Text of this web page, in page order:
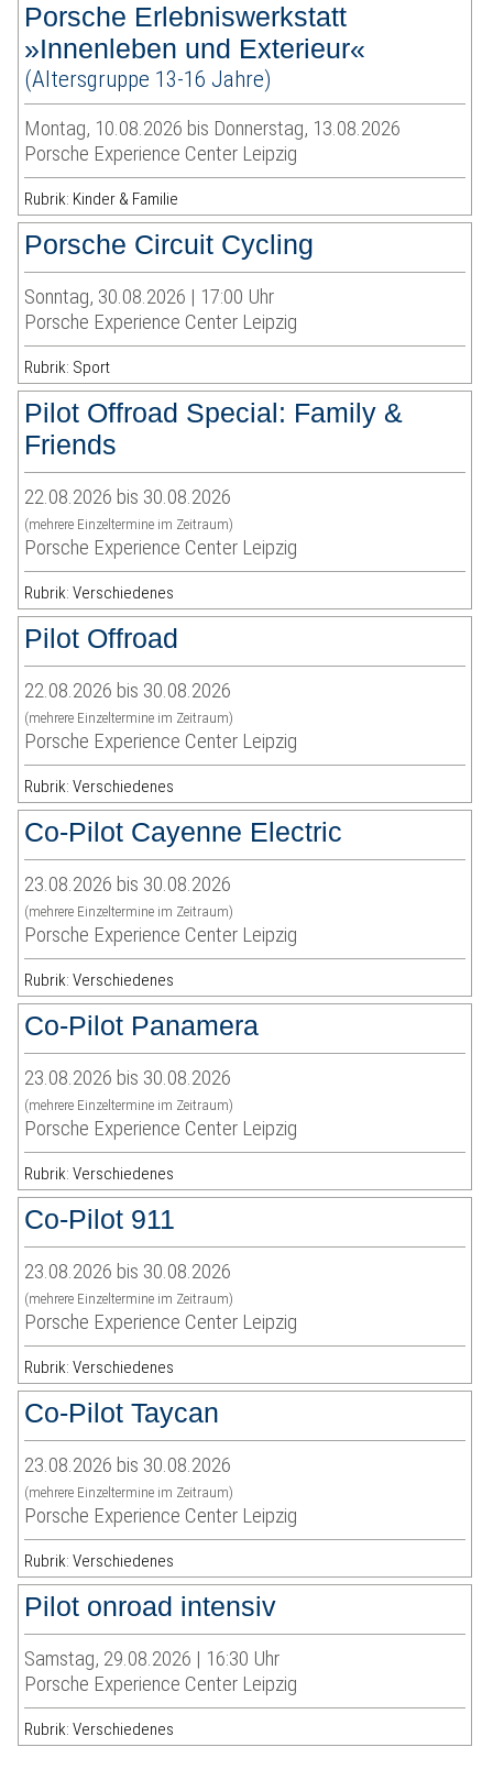
Porsche Erlebniswerkstatt
»Innenleben und Exterieur«
(Altersgruppe 13-16 Jahre)
Montag, 10.08.2026 bis Donnerstag, 13.08.2026
Porsche Experience Center Leipzig
Rubrik: Kinder & Familie
Porsche Circuit Cycling
Sonntag, 30.08.2026 | 17:00 Uhr
Porsche Experience Center Leipzig
Rubrik: Sport
Pilot Offroad Special: Family &
Friends
22.08.2026 bis 30.08.2026
(mehrere Einzeltermine im Zeitraum)
Porsche Experience Center Leipzig
Rubrik: Verschiedenes
Pilot Offroad
22.08.2026 bis 30.08.2026
(mehrere Einzeltermine im Zeitraum)
Porsche Experience Center Leipzig
Rubrik: Verschiedenes
Co-Pilot Cayenne Electric
23.08.2026 bis 30.08.2026
(mehrere Einzeltermine im Zeitraum)
Porsche Experience Center Leipzig
Rubrik: Verschiedenes
Co-Pilot Panamera
23.08.2026 bis 30.08.2026
(mehrere Einzeltermine im Zeitraum)
Porsche Experience Center Leipzig
Rubrik: Verschiedenes
Co-Pilot 911
23.08.2026 bis 30.08.2026
(mehrere Einzeltermine im Zeitraum)
Porsche Experience Center Leipzig
Rubrik: Verschiedenes
Co-Pilot Taycan
23.08.2026 bis 30.08.2026
(mehrere Einzeltermine im Zeitraum)
Porsche Experience Center Leipzig
Rubrik: Verschiedenes
Pilot onroad intensiv
Samstag, 29.08.2026 | 16:30 Uhr
Porsche Experience Center Leipzig
Rubrik: Verschiedenes